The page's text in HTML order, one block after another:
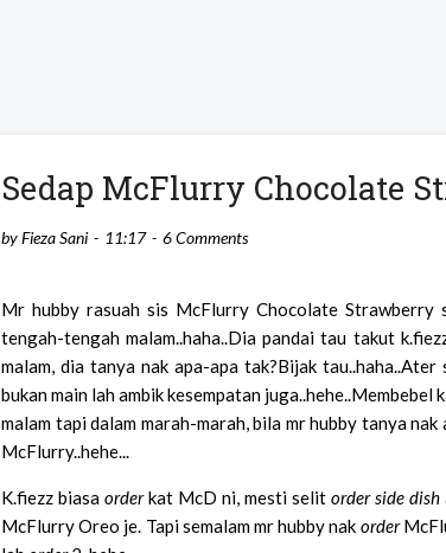
Sedap McFlurry Chocolate
byFieza Sani 11:17 6 Comments
Mr hubby rasuah sis McFlurry Chocolate Strawberry
tengah-tengah malam..haha..Dia pandai tau takut
malam, dia tanya nak apa-apa tak?Bijak
bukan main lah ambik kesempatan juga..hehe..Membebel
malam tapi dalam marah-marah, bila mr hubby tanya
McFlurry..hehe...
K.fiezz biasa orderkat McD ni, mesti selit order side dish
McFlurry Oreo je. Tapi semalam mr hubby nak order